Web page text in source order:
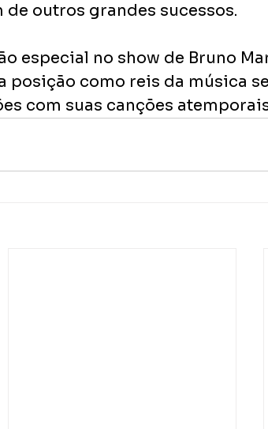
de outros grandes sucessos.
especial no show de Bruno
posição como reis da música
com suas canções